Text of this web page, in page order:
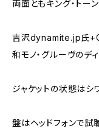
両面ともキング・トー
吉沢dynamite.jp氏
和モノ・グルーヴのデ
ジャケットの状態はシ
盤はヘッドフォンで試